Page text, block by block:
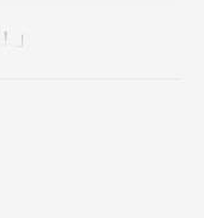
常=看盡人生百態